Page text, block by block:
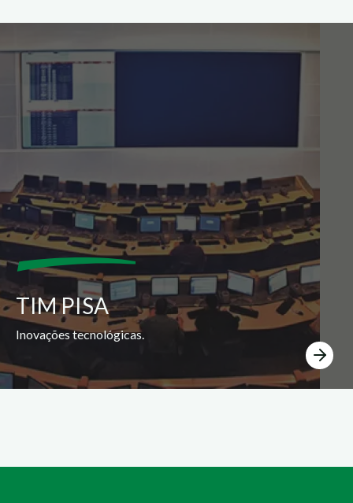
TIM PISA
Inovações tecnológicas.